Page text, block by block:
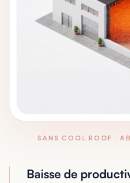
SANS COOL ROOF :
Baisse de